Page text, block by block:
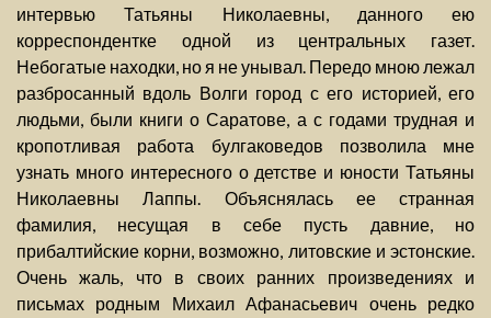
интервью Татьяны Николаевны, данного ею
корреспондентке одной из центральных газет.
Небогатые находки, но я не унывал. Передо мною лежал
разбросанный вдоль Волги город с его историей, его
людьми, были книги о Саратове, а с годами трудная и
кропотливая работа булгаковедов позволила мне
узнать много интересного о детстве и юности Татьяны
Николаевны Лаппы. Объяснялась ее странная
фамилия, несущая в себе пусть давние, но
прибалтийские корни, возможно, литовские и эстонские.
Очень жаль, что в своих ранних произведениях и
письмах родным Михаил Афанасьевич очень редко